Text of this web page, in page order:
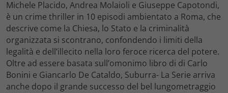
Michele Placido, Andrea Molaioli e Giuseppe Capotondi,
è un crime thriller in 10 episodi ambientato a Roma, che
descrive come la Chiesa, lo Stato e la criminalità
organizzata si scontrano, confondendo i limiti della
legalità e dell’illecito nella loro feroce ricerca del potere.
Oltre ad essere basata sull’omonimo libro di di Carlo
Bonini e Giancarlo De Cataldo, Suburra- La Serie arriva
anche dopo il grande successo del bel lungometraggio